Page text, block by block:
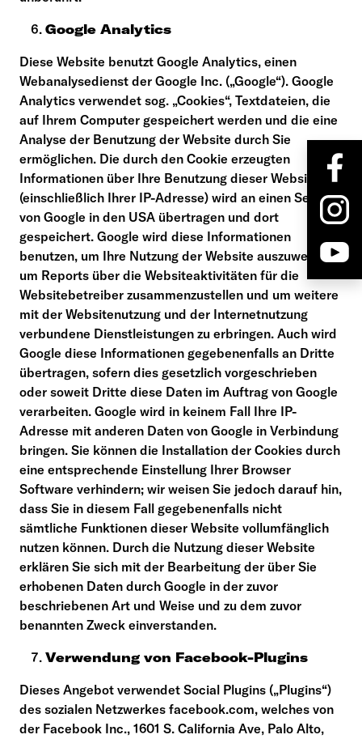
Google Analytics
Diese Website benutzt Google Analytics, einen
Webanalysedienst der Google Inc. („Google“). Google
Analytics verwendet sog. „Cookies“, Textdateien, die
auf Ihrem Computer gespeichert werden und die eine
Analyse der Benutzung der Website durch Sie
ermöglichen. Die durch den Cookie erzeugten
Informationen über Ihre Benutzung dieser Website
(einschließlich Ihrer IP-Adresse) wird an einen Server
von Google in den USA übertragen und dort
gespeichert. Google wird diese Informationen
benutzen, um Ihre Nutzung der Website auszuwerten,
um Reports über die Websiteaktivitäten für die
Websitebetreiber zusammenzustellen und um weitere
mit der Websitenutzung und der Internetnutzung
verbundene Dienstleistungen zu erbringen. Auch wird
Google diese Informationen gegebenenfalls an Dritte
übertragen, sofern dies gesetzlich vorgeschrieben
oder soweit Dritte diese Daten im Auftrag von Google
verarbeiten. Google wird in keinem Fall Ihre IP-
Adresse mit anderen Daten von Google in Verbindung
bringen. Sie können die Installation der Cookies durch
eine entsprechende Einstellung Ihrer Browser
Software verhindern; wir weisen Sie jedoch darauf hin,
dass Sie in diesem Fall gegebenenfalls nicht
sämtliche Funktionen dieser Website vollumfänglich
nutzen können. Durch die Nutzung dieser Website
erklären Sie sich mit der Bearbeitung der über Sie
erhobenen Daten durch Google in der zuvor
beschriebenen Art und Weise und zu dem zuvor
benannten Zweck einverstanden.
Verwendung von Facebook-Plugins
Dieses Angebot verwendet Social Plugins („Plugins“)
des sozialen Netzwerkes facebook.com, welches von
der Facebook Inc., 1601 S. California Ave, Palo Alto,